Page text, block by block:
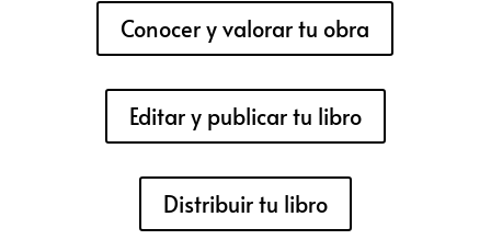
Conocer y valorar tu obra
Editar y publicar tu libro
Distribuir tu libro